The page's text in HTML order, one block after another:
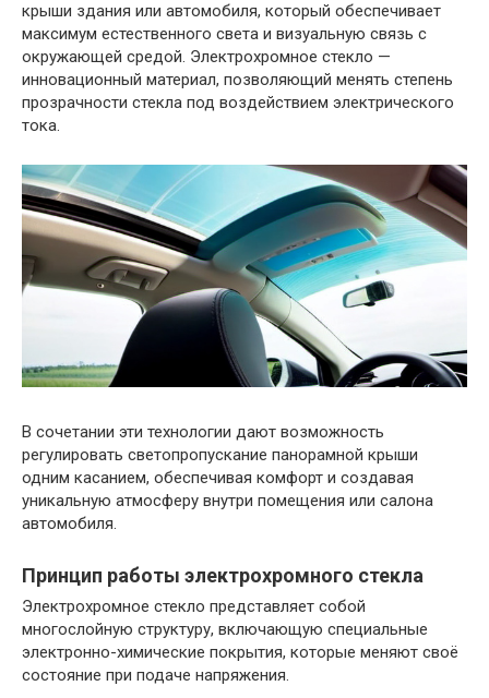
крыши здания или автомобиля, который обеспечивает
максимум естественного света и визуальную связь с
окружающей средой. Электрохромное стекло —
инновационный материал, позволяющий менять степень
прозрачности стекла под воздействием электрического
тока.
В сочетании эти технологии дают возможность
регулировать светопропускание панорамной крыши
одним касанием, обеспечивая комфорт и создавая
уникальную атмосферу внутри помещения или салона
автомобиля.
Принцип работы электрохромного стекла
Электрохромное стекло представляет собой
многослойную структуру, включающую специальные
электронно-химические покрытия, которые меняют своё
состояние при подаче напряжения.